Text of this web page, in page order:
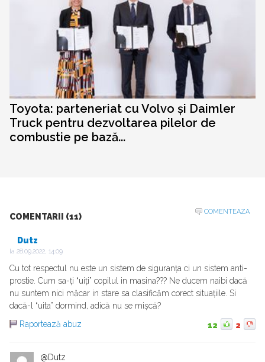
Toyota: parteneriat cu Volvo și Daimler
Truck pentru dezvoltarea pilelor de
combustie pe bază...
COMENTARII (11)
COMENTEAZA
Dutz
la 28.09.2022, 14:09
Cu tot respectul nu este un sistem de siguranța ci un sistem anti-
prostie. Cum sa-ți “uiți” copilul in masina??? Ne ducem naibi dacă
nu suntem nici măcar in stare sa clasificăm corect situațiile. Si
dacă-l “uita” dormind, adică nu se mișcă?
Raportează abuz
12 2
@Dutz